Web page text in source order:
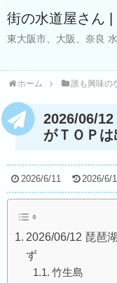
街の水道屋さん |
東大阪市、大阪、奈良
ホーム 誰も興味の
2026/06/
がＴＯＰは
2026/6/11 2026/6/
2026/06/12 琵琶
ず
竹生島